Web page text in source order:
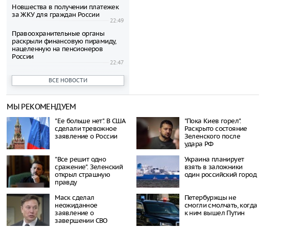
Новшества в получении платежек
за ЖКУ для граждан России
22:49
Правоохранительные органы
раскрыли финансовую пирамиду,
нацеленную на пенсионеров
России
22:47
Северные олени гибнут на
Шпицбергене по неизвестной
22:42
Тысячи грузовиков застряли на
границе Украины и Польши
22:38
Младенец родился спустя полтора
часа после трагической гибели
матери, упавшей с 10-го этажа
Онищенко: в период простуд может
быть введено обязательное
ношение масок
Звезда реалити-шоу поужинала с
кошкой из одной миски, вызвав
отвращение у зрителей
ВСЕ НОВОСТИ
МЫ РЕКОМЕНДУЕМ
"Ее больше нет". В США
сделали тревожное
заявление о России
"Пока Киев горел".
Раскрыто состояние
Зеленского после
удара РФ
"Все решит одно
сражение". Зеленский
открыл страшную
правду
Украина планирует
взять в заложники
один российский город
Маск сделал
неожиданное
заявление о
завершении СВО
Петербуржцы не
смогли смолчать, когда
к ним вышел Путин